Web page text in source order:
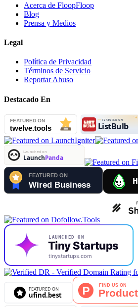
Acerca de FloopFloop
Blog
Prensa y Medios
Legal
Política de Privacidad
Términos de Servicio
Reportar Abuso
Destacado En